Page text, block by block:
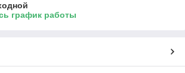
график работы